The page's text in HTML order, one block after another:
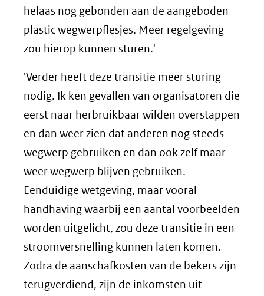
helaas nog gebonden aan de aangeboden
plastic wegwerpflesjes. Meer regelgeving
zou hierop kunnen sturen.'
'Verder heeft deze transitie meer sturing
nodig. Ik ken gevallen van organisatoren die
eerst naar herbruikbaar wilden overstappen
en dan weer zien dat anderen nog steeds
wegwerp gebruiken en dan ook zelf maar
weer wegwerp blijven gebruiken.
Eenduidige wetgeving, maar vooral
handhaving waarbij een aantal voorbeelden
worden uitgelicht, zou deze transitie in een
stroomversnelling kunnen laten komen.
Zodra de aanschafkosten van de bekers zijn
terugverdiend, zijn de inkomsten uit